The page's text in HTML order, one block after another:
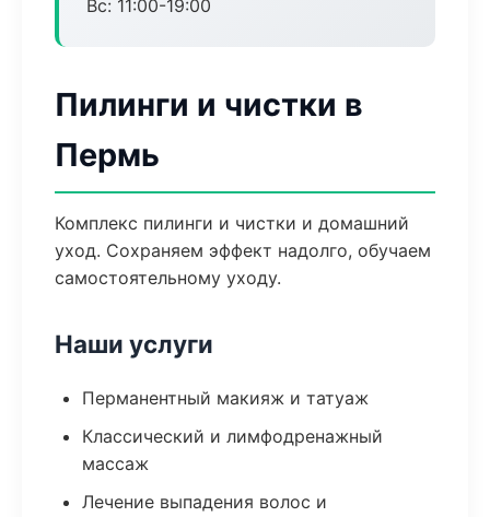
Вс: 11:00-19:00
Пилинги и чистки в
Пермь
Комплекс пилинги и чистки и домашний
уход. Сохраняем эффект надолго, обучаем
самостоятельному уходу.
Наши услуги
Перманентный макияж и татуаж
Классический и лимфодренажный
массаж
Лечение выпадения волос и